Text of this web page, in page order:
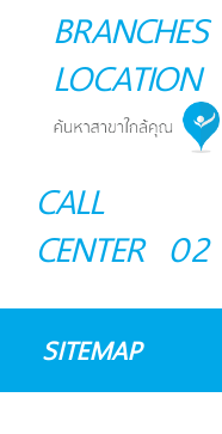
BRANCHES
LOCATION
CALL
CENTER
SITEMAP